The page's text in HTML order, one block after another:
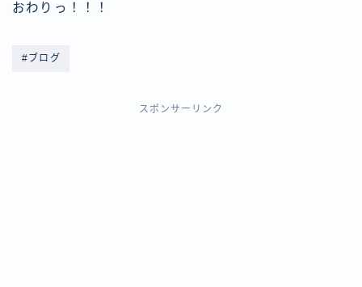
おわりっ！！！
#ブログ
スポンサーリンク